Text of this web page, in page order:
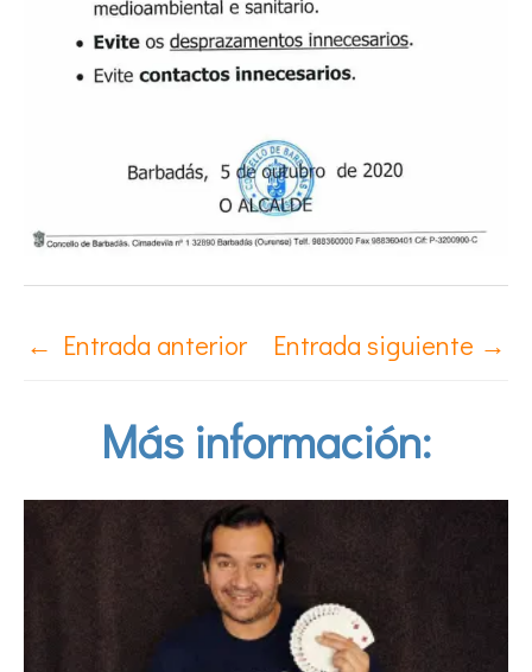
← Entrada anterior Entrada siguiente →
Más información: